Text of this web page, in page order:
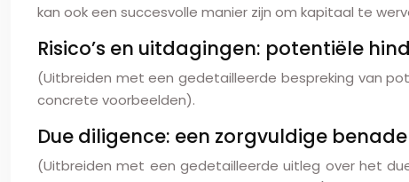
kan ook een succesvolle manier zijn om kapitaal te
Risico’s en uitdagingen: potentiële
(Uitbreiden met een gedetailleerde bespreking van
concrete voorbeelden).
Due diligence: een zorgvuldige
(Uitbreiden met een gedetailleerde uitleg over het